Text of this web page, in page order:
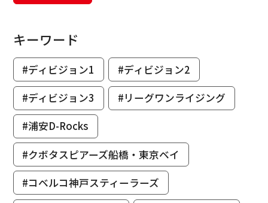
キーワード
#ディビジョン1
#ディビジョン2
#ディビジョン3
#リーグワンライジング
#浦安D-Rocks
#クボタスピアーズ船橋・東京ベイ
#コベルコ神戸スティーラーズ